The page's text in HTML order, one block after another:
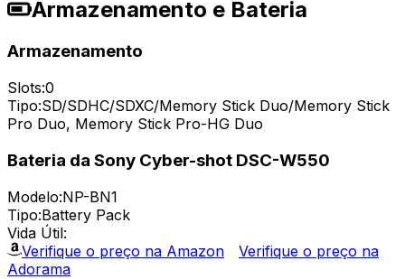
Armazenamento e Bateria
Armazenamento
Slots:0
Tipo:SD/SDHC/SDXC/Memory Stick Duo/Memory Stick
Pro Duo, Memory Stick Pro-HG Duo
Bateria da Sony Cyber-shot DSC-W550
Modelo:NP-BN1
Tipo:Battery Pack
Vida Útil:
Verifique o preço na Amazon
Verifique o preço na
Adorama